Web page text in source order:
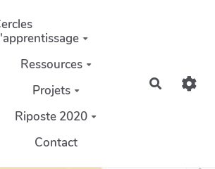
principal
Ressources
Projets
Riposte 2020
Contact